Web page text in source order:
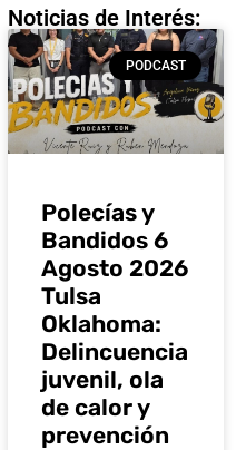
Noticias de Interés:
PODCAST
Polecías y
Bandidos 6
Agosto 2026
Tulsa
Oklahoma:
Delincuencia
juvenil, ola
de calor y
prevención